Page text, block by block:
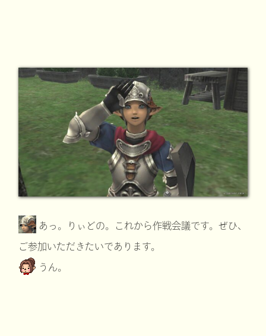
あっ。りぃどの。これから作戦会議です。ぜひ、
ご参加いただきたいであります。
うん。